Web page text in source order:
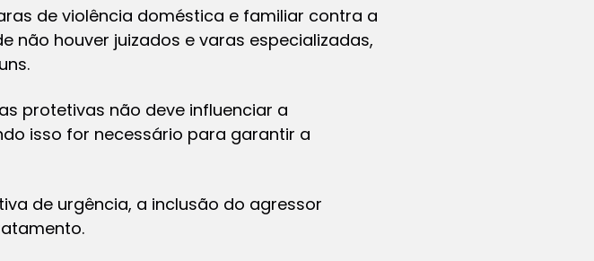
de violência doméstica e familiar contra a
não houver juizados e varas especializadas,
protetivas não deve influenciar a
isso for necessário para garantir a
de urgência, a inclusão do agressor